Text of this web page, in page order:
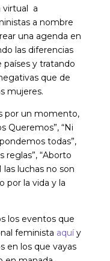
virtual a
a nombre
una agenda en
las diferencias
y tratando
que de
mujeres.
por un momento,
Queremos”, “Ni
todas”,
reglas”, “Aborto
luchas no son
por la vida y la
los eventos que
feminista aquíy
en los que vayas